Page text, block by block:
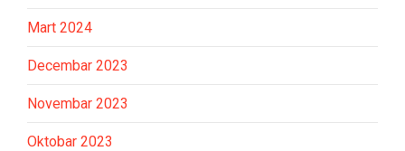
Mart 2024
Decembar 2023
Novembar 2023
Oktobar 2023